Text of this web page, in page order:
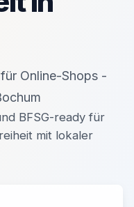
Online-Shops -
BFSG-ready für
mit lokaler